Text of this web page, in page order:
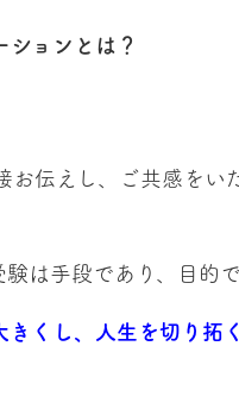
ションとは？
伝えし、ご共感をい
は手段であり、目的
くし、人生を切り拓